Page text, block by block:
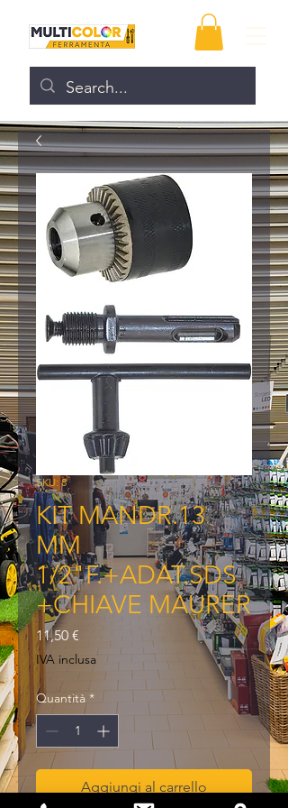
SKU: 8
KIT MANDR.13
MM
1/2"F.+ADAT.SDS
+CHIAVE MAURER
11,50 €
IVA inclusa
Quantità *
Aggiungi al carrello